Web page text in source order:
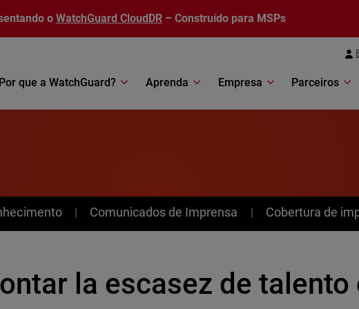
o WatchGuard CloudDR – Construído para MSPs
Por que a WatchGuard? Aprenda Empresa Parceiros
Comunicados de Imprensa Cobertura de
la escasez de talento